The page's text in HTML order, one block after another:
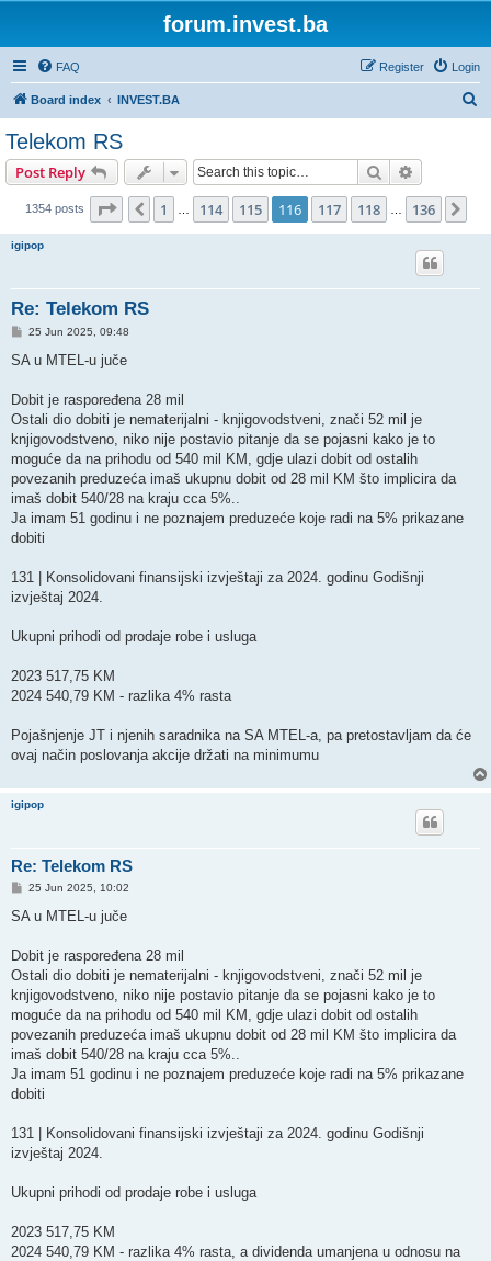
forum.invest.ba
FAQ Login
Register
Board index INVEST.BA
Telekom RS
Post Reply Search
1354 posts Page 116 of 136
Previous
1 114 115 116 117 118 136
igipop
Re: Telekom RS
P
s
25 Jun 2025, 09:48
SA u MTEL-u juče
Dobit je raspoređena 28 mil
Ostali dio dobiti je nematerijalni - knjigovodstveni, znači 52 mil je
knjigovodstveno, niko nije postavio pitanje da se pojasni kako je to
moguće da na prihodu od 540 mil KM, gdje ulazi dobit od ostalih
povezanih preduzeća imaš ukupnu dobit od 28 mil KM što implicira da
imaš dobit 540/28 na kraju cca 5%..
Ja imam 51 godinu i ne poznajem preduzeće koje radi na 5% prikazane
dobiti
131 | Konsolidovani finansijski izvještaji za 2024. godinu Godišnji
izvještaj 2024.
Ukupni prihodi od prodaje robe i usluga
2023 517,75 KM
2024 540,79 KM - razlika 4% rasta
Pojašnjenje JT i njenih saradnika na SA MTEL-a, pa pretostavljam da će
ovaj način poslovanja akcije držati na minimumu
igipop
Re: Telekom RS
P
s
25 Jun 2025, 10:02
SA u MTEL-u juče
Dobit je raspoređena 28 mil
Ostali dio dobiti je nematerijalni - knjigovodstveni, znači 52 mil je
knjigovodstveno, niko nije postavio pitanje da se pojasni kako je to
moguće da na prihodu od 540 mil KM, gdje ulazi dobit od ostalih
povezanih preduzeća imaš ukupnu dobit od 28 mil KM što implicira da
imaš dobit 540/28 na kraju cca 5%..
Ja imam 51 godinu i ne poznajem preduzeće koje radi na 5% prikazane
dobiti
131 | Konsolidovani finansijski izvještaji za 2024. godinu Godišnji
izvještaj 2024.
Ukupni prihodi od prodaje robe i usluga
2023 517,75 KM
2024 540,79 KM - razlika 4% rasta, a dividenda umanjena u odnosu na